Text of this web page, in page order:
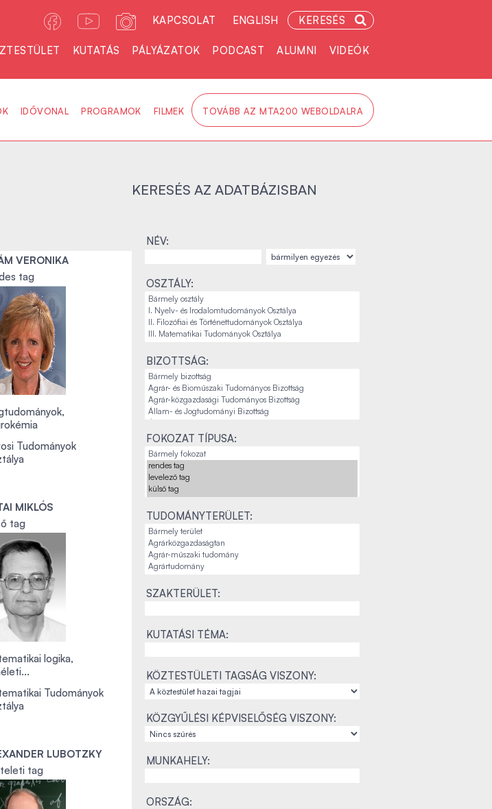
KAPCSOLAT ENGLISH KERESÉS
KUTATÁS PÁLYÁZATOK PODCAST ALUMNI VIDEÓK
IDŐVONAL PROGRAMOK FILMEK TOVÁBB AZ MTA200 WEBOLDALRA
KERESÉS AZ ADATBÁZISBAN
VERONIKA
tag
Tudományok
MIKLÓS
tag
logika,
Tudományok
LUBOTZKY
tag
NÉV:
OSZTÁLY:
BIZOTTSÁG:
FOKOZAT TÍPUSA:
TUDOMÁNYTERÜLET:
SZAKTERÜLET:
KUTATÁSI TÉMA:
KÖZTESTÜLETI TAGSÁG VISZONY:
KÖZGYŰLÉSI KÉPVISELŐSÉG VISZONY:
MUNKAHELY:
ORSZÁG: